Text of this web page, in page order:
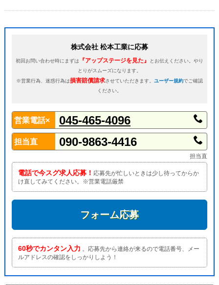
株式会社 松本工業に応募
初回お問い合わせ時にまずは 『アップステージを見た』
とお伝えください。やり
とりがスムーズになります。
※営業行為、迷惑行為は損害賠償請求させていただきます。 ユーザー規約でご確認
ください。
営業電話× 045-465-4096
担当直 090-9863-4416
担当直
電話で今スグ求人応募！ 応募先が忙しいときは少し待ってからか
け直してみてください。※営業電話厳禁
フォーム応募
60秒でカンタン入力 。応募先から連絡が来るので電話番号、メー
ルアドレスの確認をしっかりしよう！